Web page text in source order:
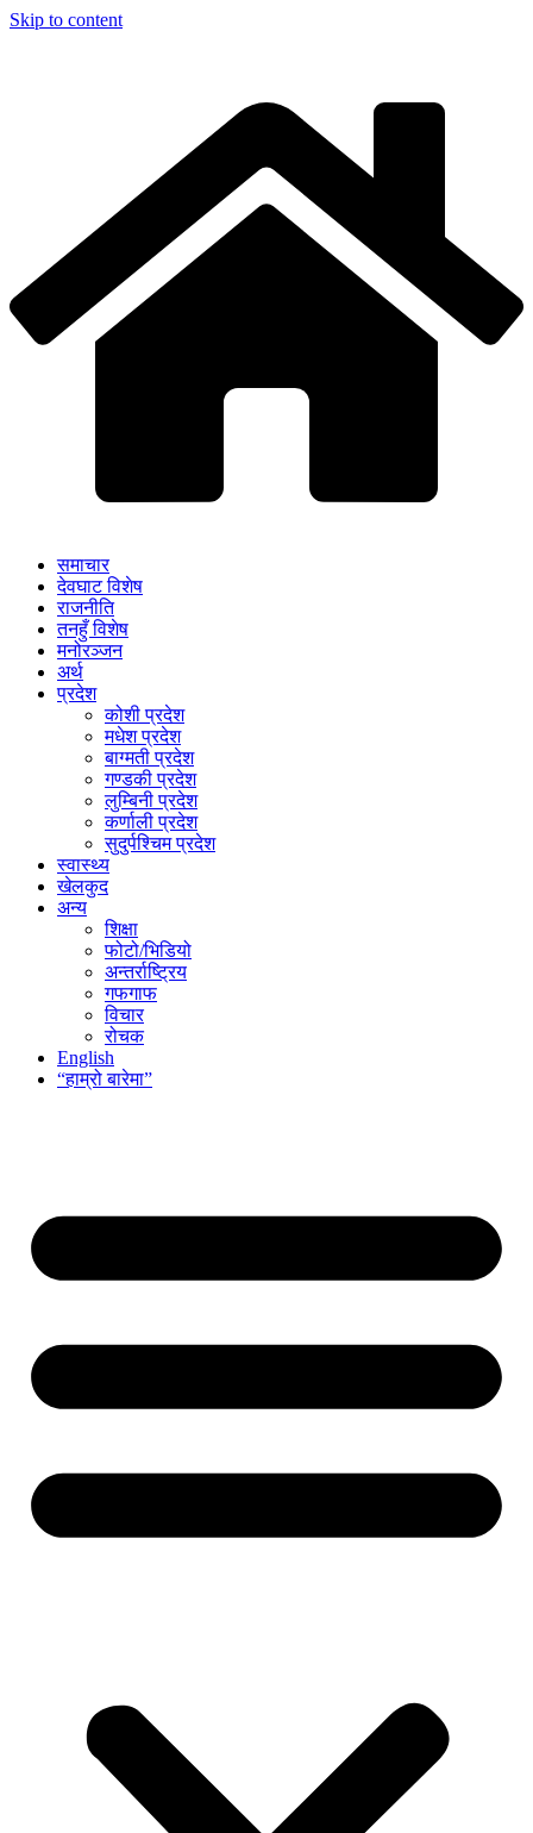
Skip to content
समाचार
देवघाट विशेष
राजनीति
तनहुँ विशेष
मनोरञ्जन
अर्थ
प्रदेश
कोशी प्रदेश
मधेश प्रदेश
बाग्मती प्रदेश
गण्डकी प्रदेश
लुम्बिनी प्रदेश
कर्णाली प्रदेश
सुदुर्पश्चिम प्रदेश
स्वास्थ्य
खेलकुद
अन्य
शिक्षा
फोटो/भिडियो
अन्तर्राष्ट्रिय
गफगाफ
विचार
रोचक
English
“हाम्रो बारेमा”